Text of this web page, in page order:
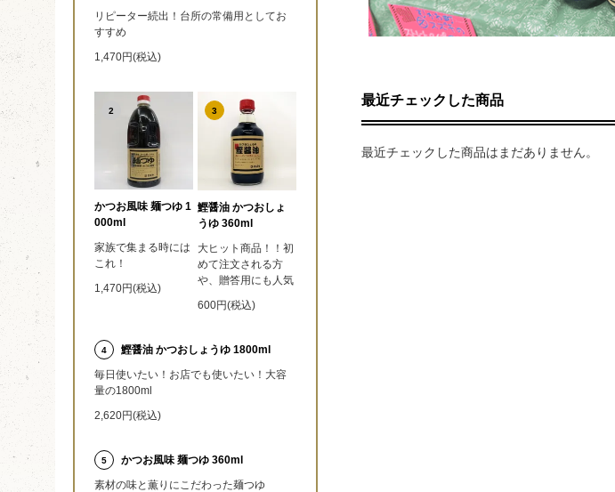
最近チェックした商品
最近チェックした商品はまだありません。
リピーター続出！台所の常備用としてお
すすめ
1,470円(税込)
2
かつお風味 麺つゆ 1
000ml
家族で集まる時には
これ！
1,470円(税込)
3
鰹醤油 かつおしょ
うゆ 360ml
大ヒット商品！！初
めて注文される方
や、贈答用にも人気
600円(税込)
4
鰹醤油 かつおしょうゆ 1800ml
毎日使いたい！お店でも使いたい！大容
量の1800ml
2,620円(税込)
5
かつお風味 麺つゆ 360ml
素材の味と薫りにこだわった麺つゆ